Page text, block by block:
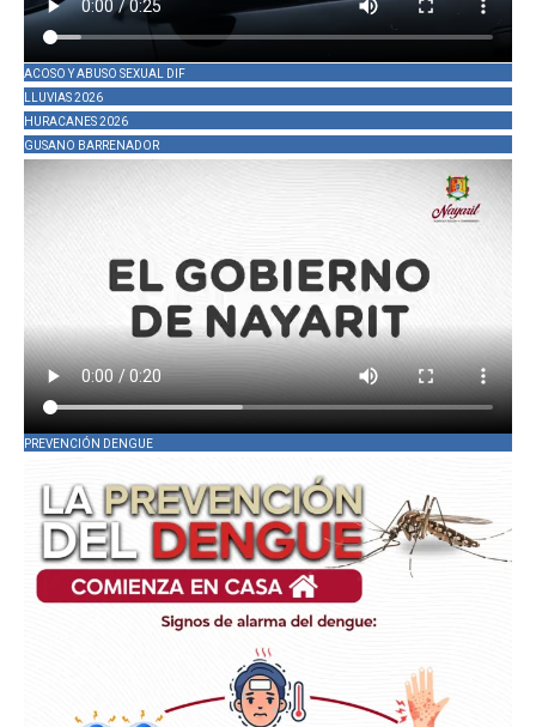
ACOSO Y ABUSO SEXUAL DIF
LLUVIAS 2026
HURACANES 2026
GUSANO BARRENADOR
PREVENCIÓN DENGUE